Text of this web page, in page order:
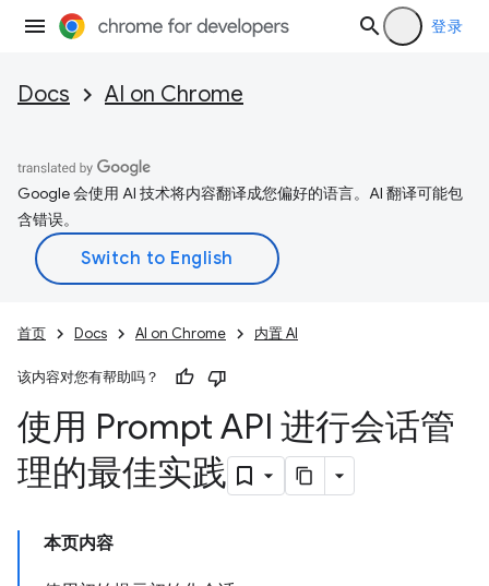
登录
Docs AI on Chrome
Google 会使用 AI 技术将内容翻译成您偏好的语言。AI 翻译可能包
含错误。
首页 Docs AI on Chrome 内置 AI
该内容对您有帮助吗？
使用 Prompt API 进行会话管
理的最佳实践
本页内容